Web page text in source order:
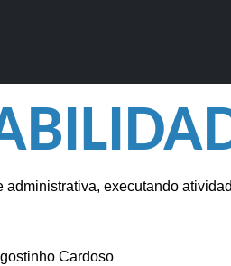
administrativa, executando
Cardoso